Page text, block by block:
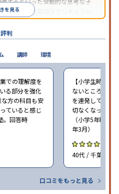
いくことを目指すカリキュラム
、集団授業形式の特別講座とし
る成績アップ以上の、子どもの
だ。
を見る
判
での理解度を
る部分を強化
方の科目も安
ていると感じ
。回答時
【小学生時の通
ないところがあ
を連発していた
切なくなった。
（小学5年時に
年3月）
40代 / 千葉県 女
口コミをもっと見る
講師 環境